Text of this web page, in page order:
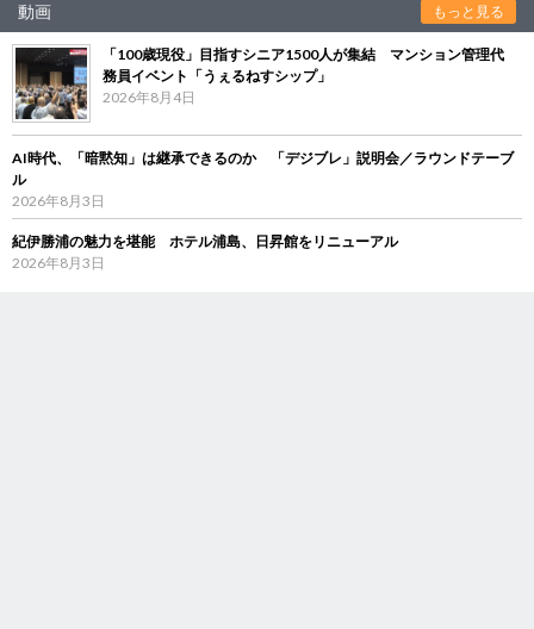
動画 もっと見る
「100歳現役」目指すシニア1500人が集結 マンション管理代
務員イベント「うぇるねすシップ」
2026年8月4日
AI時代、「暗黙知」は継承できるのか 「デジブレ」説明会／ラウンドテーブ
ル
2026年8月3日
紀伊勝浦の魅力を堪能 ホテル浦島、日昇館をリニューアル
2026年8月3日